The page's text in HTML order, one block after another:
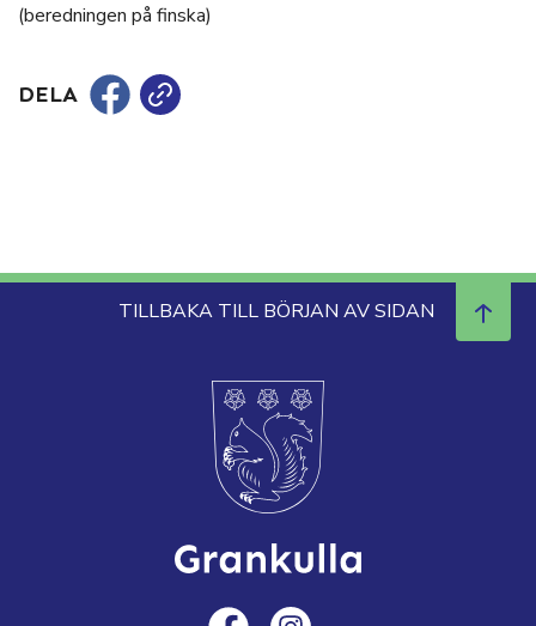
(beredningen på finska)
DELA
TILLBAKA TILL BÖRJAN AV SIDAN